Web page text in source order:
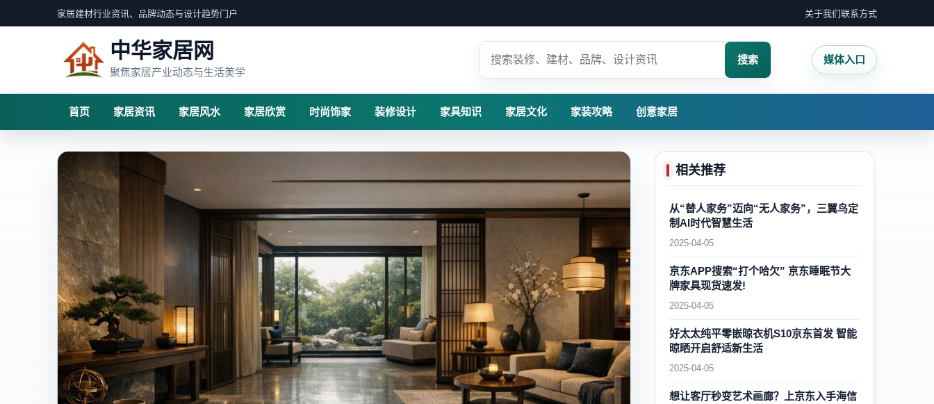
家居建材行业资讯、品牌动态与设计趋势门户 关于我们联系方式
中华家居网
聚焦家居产业动态与生活美学
搜索 媒体入口
首页 家居资讯 家居风水 家居欣赏 时尚饰家 装修设计 家具知识 家居文化 家装攻略 创意家居
相关推荐
从“替人家务”迈向“无人家务”，三翼鸟定
制AI时代智慧生活
2025-04-05
京东APP搜索“打个哈欠” 京东睡眠节大
牌家具现货速发!
2025-04-05
好太太纯平零嵌晾衣机S10京东首发 智能
晾晒开启舒适新生活
2025-04-05
想让客厅秒变艺术画廊？上京东入手海信